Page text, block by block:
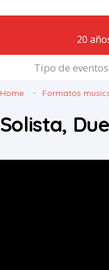
20
Tipo de eventos
Home Formatos
Solista,